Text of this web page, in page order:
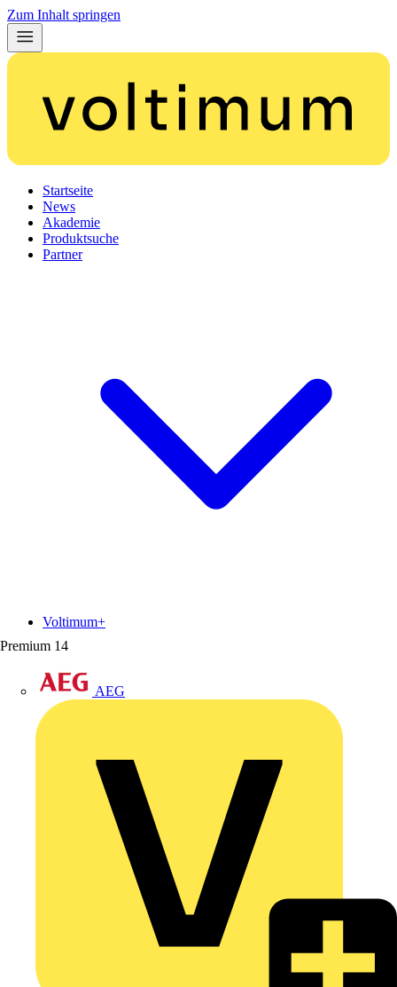
Zum Inhalt springen
Startseite
News
Akademie
Produktsuche
Partner
Premium 14
AEG
Voltimum+